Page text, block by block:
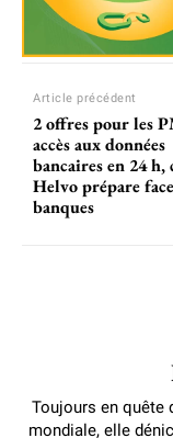
Article précédent
2 offres pour les
accès aux données
bancaires en 24 h,
Helvo prépare
banques
Toujours en quête
mondiale, elle